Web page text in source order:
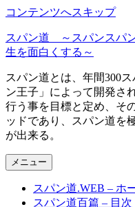
コンテンツへスキップ
スパン道 ～スパンスパ
生を面白くする～
スパン道とは、年間300
ン王子」によって開発さ
行う事を目標と定め、そ
ッドであり、スパン道を
が出来る。
メニュー
スパン道.WEB – ホ
スパン道百篇 – 目次